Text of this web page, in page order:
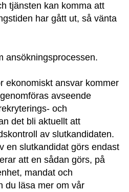
tjänsten kan komma att
har gått ut, så vänta
ansökningsprocessen.
ekonomiskt ansvar kommer
avseende
och
det bli aktuellt att
av slutkandidaten.
en slutkandidat görs endast
att en sådan görs, på
mandat och
du läsa mer om vår